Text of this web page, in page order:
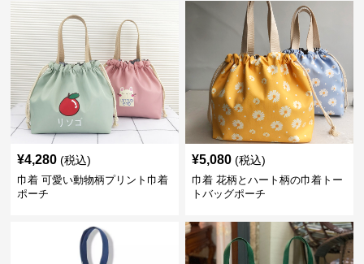
¥4,280 (税込)
巾着 可愛い動物柄プリント巾着
ポーチ
¥5,080 (税込)
巾着 花柄とハート柄の巾着トー
トバッグポーチ